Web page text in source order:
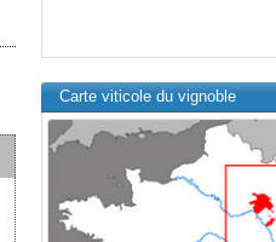
Carte viticole du vignoble